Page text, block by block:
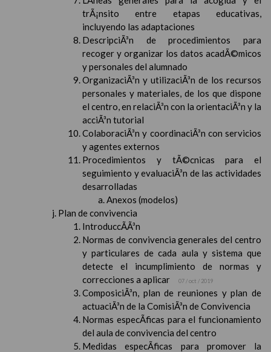
trÃ¡nsito entre etapas educativas,
incluyendo las adaptaciones
DescripciÃ³n de procedimientos para
recoger y organizar los datos acadÃ©micos
y personales del alumnado
OrganizaciÃ³n y utilizaciÃ³n de los recursos
personales y materiales, de los que dispone
el centro, en relaciÃ³n con la orientaciÃ³n y la
acciÃ³n tutorial
ColaboraciÃ³n y coordinaciÃ³n con servicios
y agentes externos
Procedimientos y tÃ©cnicas para el
seguimiento y evaluaciÃ³n de las actividades
desarrolladas
Anexos (modelos)
Plan de convivencia
IntroduccÃ­Ã³n
Normas de convivencia generales del centro
y particulares de cada aula y sistema que
detecte el incumplimiento de normas y
correcciones a aplicar
07 / oct / 2019
ComposiciÃ³n, plan de reuniones y plan de
actuaciÃ³n de la ComisiÃ³n de Convivencia
Normas especÃ­ficas para el funcionamiento
del aula de convivencia del centro
Medidas especÃ­ficas para promover la